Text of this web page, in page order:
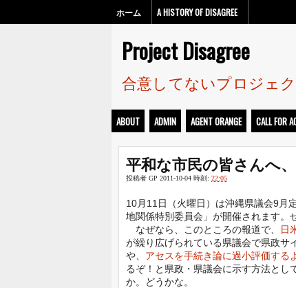
ホーム A HISTORY OF DISAGREE
Project Disagree
合意してないプロジェ
ABOUT ADMIN AGENT ORANGE CALL FOR
平和な市民の皆さんへ
投稿者 GP 2011-10-04 時刻: 22:05
10月11日（火曜日）は沖縄県議会9月
地関係特別委員会」が開催されます。
なぜなら、このところの報道で、
日
が繰り広げられている県議会で県政サ
や、 アセスを手続き論に過小評価する
るぞ！と県政・県議会に示す方法とし
か。どうかな。